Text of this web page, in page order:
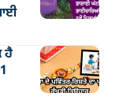
ਹੈ